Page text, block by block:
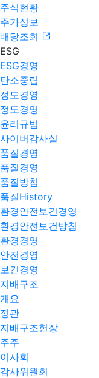
주식현황
주가정보
배당조회
ESG
ESG경영
탄소중립
정도경영
정도경영
윤리규범
사이버감사실
품질경영
품질경영
품질방침
품질History
환경안전보건경영
환경안전보건방침
환경경영
안전경영
보건경영
지배구조
개요
정관
지배구조헌장
주주
이사회
감사위원회